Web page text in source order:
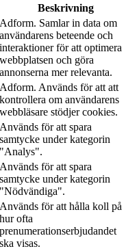
Beskrivning
Adform. Samlar in data om
användarens beteende och
interaktioner för att optimera
webbplatsen och göra
annonserna mer relevanta.
Adform. Används för att att
kontrollera om användarens
webbläsare stödjer cookies.
Används för att spara
samtycke under kategorin
"Analys".
Används för att spara
samtycke under kategorin
"Nödvändiga".
Används för att hålla koll på
hur ofta
prenumerationserbjudandet
ska visas.